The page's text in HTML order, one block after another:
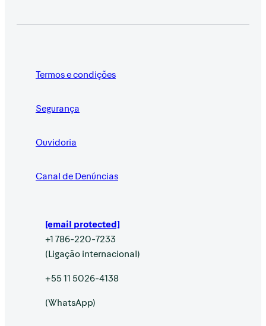
Termos e condições
Segurança
Ouvidoria
Canal de Denúncias
[email protected]
+1 786-220-7233
(Ligação internacional)
+55 11 5026-4138
(WhatsApp)